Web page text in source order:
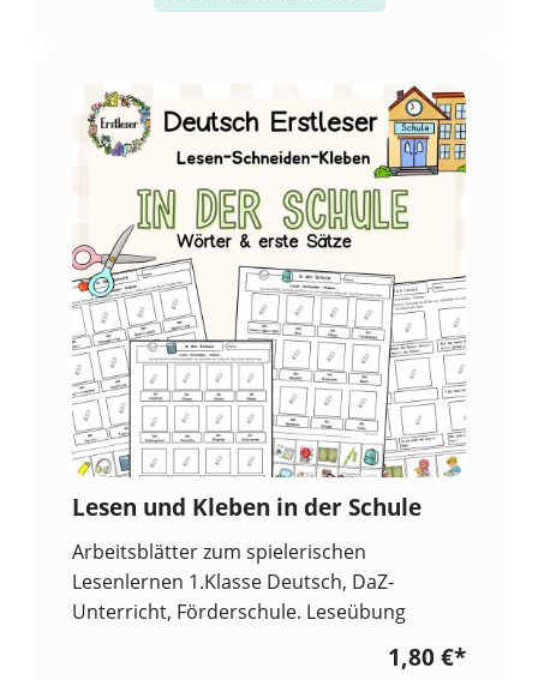
Lesen und Kleben in der Schule
Arbeitsblätter zum spielerischen
Lesenlernen 1.Klasse Deutsch, DaZ-
Unterricht, Förderschule. Leseübung
1,80 €*